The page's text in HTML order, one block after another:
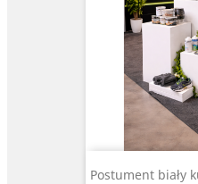
Postument biały